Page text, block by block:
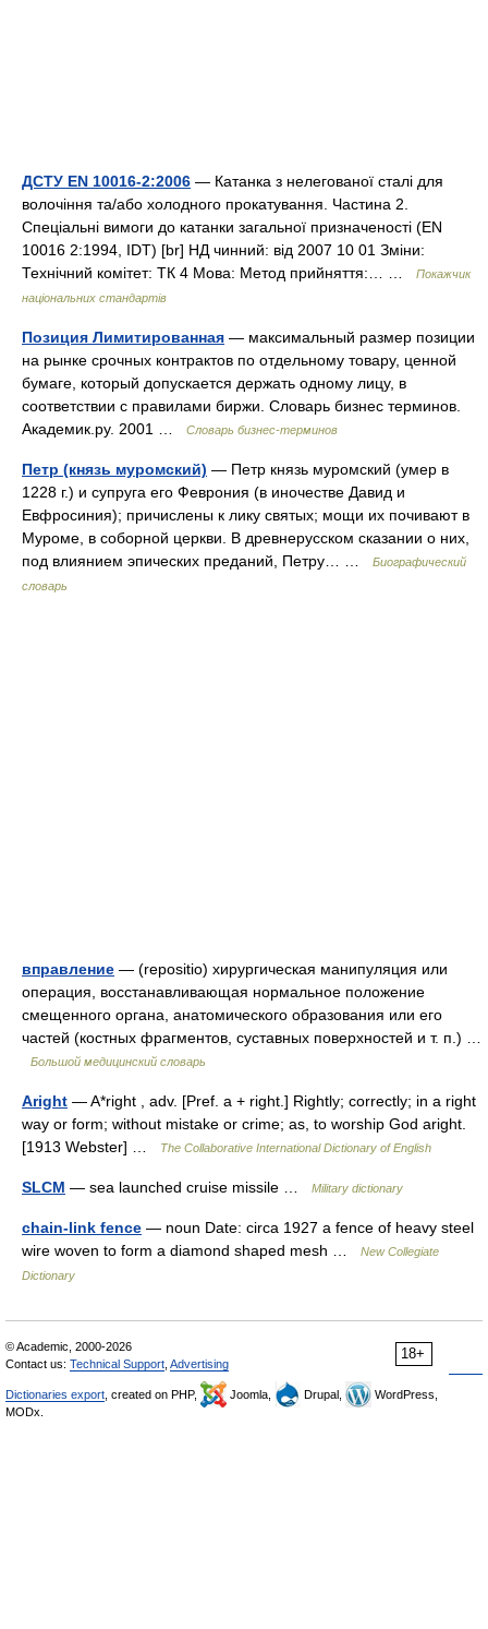
ДСТУ EN 10016-2:2006 — Катанка з нелегованої сталі для
волочіння та/або холодного прокатування. Частина 2.
Спеціальні вимоги до катанки загальної призначеності (EN
10016 2:1994, IDT) [br] НД чинний: від 2007 10 01 Зміни:
Технічний комітет: ТК 4 Мова: Метод прийняття:… …
Покажчик
національних стандартів
Позиция Лимитированная — максимальный размер позиции
на рынке срочных контрактов по отдельному товару, ценной
бумаге, который допускается держать одному лицу, в
соответствии с правилами биржи. Словарь бизнес терминов.
Академик.ру. 2001 …
Словарь бизнес-терминов
Петр (князь муромский) — Петр князь муромский (умер в
1228 г.) и супруга его Феврония (в иночестве Давид и
Евфросиния); причислены к лику святых; мощи их почивают в
Муроме, в соборной церкви. В древнерусском сказании о них,
под влиянием эпических преданий, Петру… …
Биографический
словарь
вправление — (repositio) хирургическая манипуляция или
операция, восстанавливающая нормальное положение
смещенного органа, анатомического образования или его
частей (костных фрагментов, суставных поверхностей и т. п.) …
Большой медицинский словарь
Aright — A*right , adv. [Pref. a + right.] Rightly; correctly; in a right
way or form; without mistake or crime; as, to worship God aright.
[1913 Webster] …
The Collaborative International Dictionary of English
SLCM — sea launched cruise missile … Military dictionary
chain-link fence — noun Date: circa 1927 a fence of heavy steel
wire woven to form a diamond shaped mesh …
New Collegiate
Dictionary
18+
© Academic, 2000-2026
Contact us: Technical Support Advertising
Dictionaries export , created on PHP, Joomla, Drupal,
WordPress,
MODx.